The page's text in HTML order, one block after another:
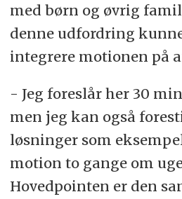
med børn og øvrig
denne udfordring
integrere motionen på
- Jeg foreslår her 30
men jeg kan også
løsninger som
motion to gange om
Hovedpointen er den